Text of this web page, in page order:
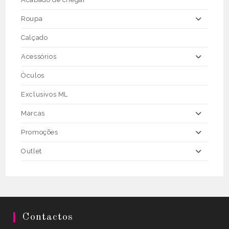
Roupa
Calçado
Acessórios
Óculos
Exclusivos ML
Marcas
Promoções
Outlet
Contactos